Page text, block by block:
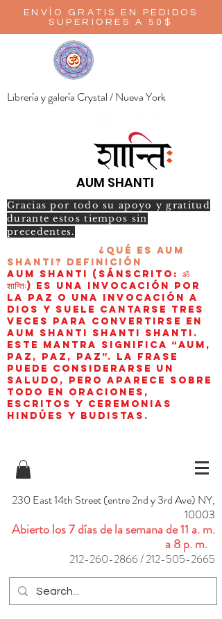
ENVÍO GRATIS EN PEDIDOS
SUPERIORES A 50$
Librería y galería Crystal / Nueva York
AUM SHANTI
Gracias por todo su apoyo y gratitud
durante estos tiempos sin
precedentes.
¿Qué es AUM
Shanti? Definición
AUM Shanti (sánscrito: ॐ
शान्तिः) es una invocación por
la paz o una invocación a
Dios y suele cantarse tres
veces para convertirse en
aum shanti shanti shanti.
Este mantra significa “AUM,
paz, paz, paz”. La frase
puede considerarse un
saludo, pero aparece sobre
todo en oraciones,
escritos y ceremonias
hindúes y budistas.
230 East 14th Street (entre 2nd y 3rd Ave) NY,
10003
Abierto los 7 días de la semana de 11 a. m.
a 8 p. m.
212-260-2866/212-505-2665